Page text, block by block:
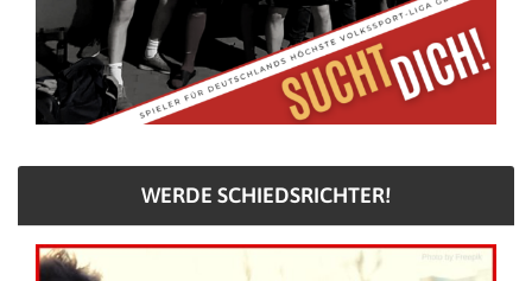
WERDE SCHIEDSRICHTER!